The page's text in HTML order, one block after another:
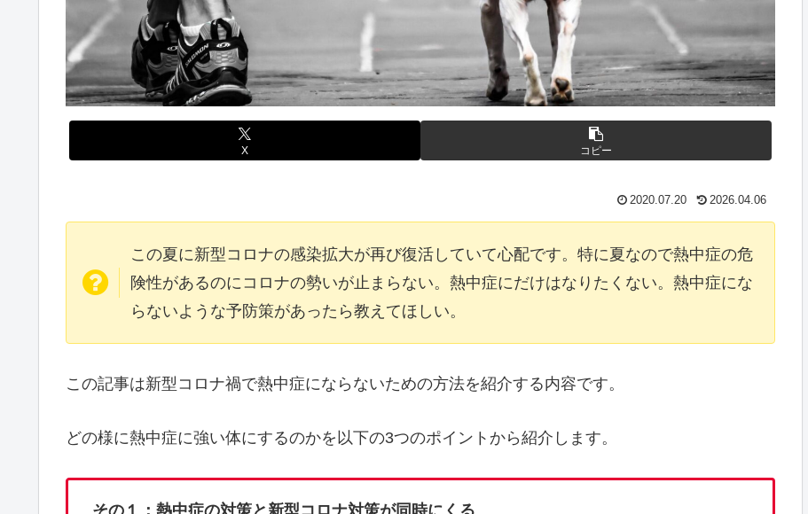
X コピー
2020.07.20 2026.04.06
この夏に新型コロナの感染拡大が再び復活していて心配です。特に夏なので熱中症の危
険性があるのにコロナの勢いが止まらない。熱中症にだけはなりたくない。熱中症にな
らないような予防策があったら教えてほしい。
この記事は新型コロナ禍で熱中症にならないための方法を紹介する内容です。
どの様に熱中症に強い体にするのかを以下の3つのポイントから紹介します。
その１：熱中症の対策と新型コロナ対策が同時にくる